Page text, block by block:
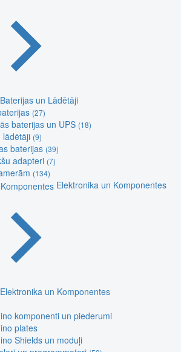
un Lādētāji
(27)
baterijas un UPS (18)
lādētāji (9)
baterijas (39)
adapteri (7)
(134)
Elektronika un Komponentes
un Komponentes
komponenti un piederumi
plates
Shields un moduļi